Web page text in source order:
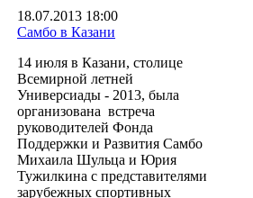
18.07.2013 18:00
Самбо в Казани
14 июля в Казани, столице
Всемирной летней
Универсиады - 2013, была
организована встреча
руководителей Фонда
Поддержки и Развития Самбо
Михаила Шульца и Юрия
Тужилкина с представителями
зарубежных спортивных